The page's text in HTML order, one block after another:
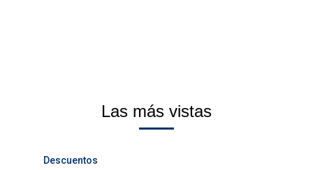
Las más vistas
Descuentos